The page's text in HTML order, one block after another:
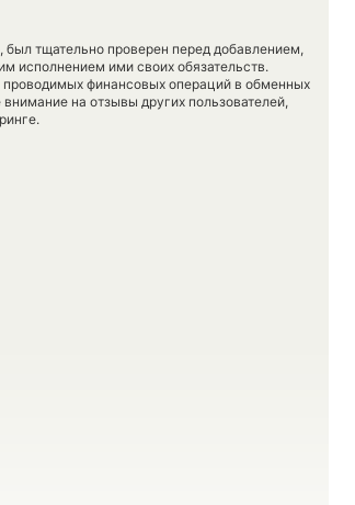
тщательно проверен перед добавлением,
исполнением ими своих обязательств.
проводимых финансовых операций в обменных
на отзывы других пользователей,